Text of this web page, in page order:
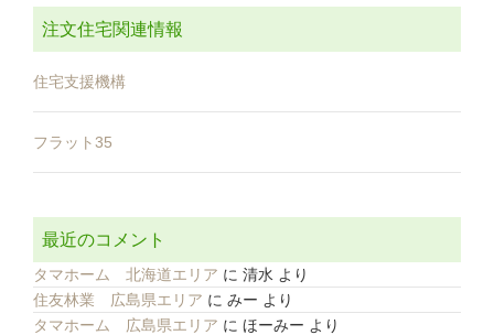
注文住宅関連情報
住宅支援機構
フラット35
最近のコメント
タマホーム 北海道エリア に 清水 より
住友林業 広島県エリア に みー より
タマホーム 広島県エリア に ほーみー より